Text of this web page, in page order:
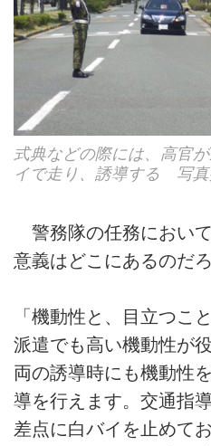
式典などの際には、高官
イで走り、誘導する 写
警務隊の任務におい
意義はどこにあるのだろ
「機動性と、目立つこ
派遣でも高い機動性が
両の誘導時にも機動性
導を行えます。交通指
差点に白バイを止めて